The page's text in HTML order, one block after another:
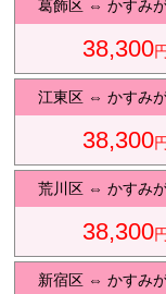
葛飾区 ⇔かすみ
38,300円
江東区 ⇔かすみ
38,300円
荒川区 ⇔かすみ
38,300円
新宿区 ⇔かすみ